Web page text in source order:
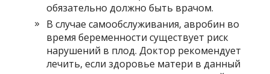
обязательно должно быть врачом.
В случае самообслуживания, авробин во
время беременности существует риск
нарушений в плод. Доктор рекомендует
лечить, если здоровье матери в данный